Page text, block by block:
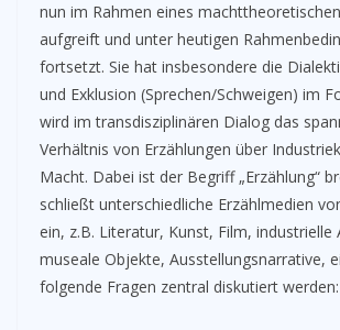
nun im Rahmen eines
aufgreift und unter heutigen
fortsetzt. Sie hat insbesondere die
und Exklusion (Sprechen/Schweigen) im
wird im transdisziplinären Dialog das
Verhältnis von Erzählungen über
Macht. Dabei ist der Begriff „Erzählung“
schließt unterschiedliche Erzählmedien
ein, z.B. Literatur, Kunst, Film, industrielle
museale Objekte, Ausstellungsnarrative,
folgende Fragen zentral diskutiert werden: